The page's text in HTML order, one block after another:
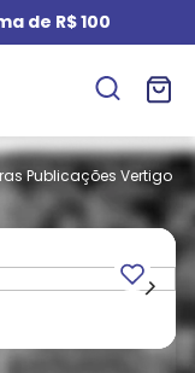
de R$ 100
Publicações Vertigo